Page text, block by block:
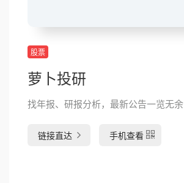
股票
萝卜投研
找年报、研报分析，最新公告一览无余
链接直达 手机查看